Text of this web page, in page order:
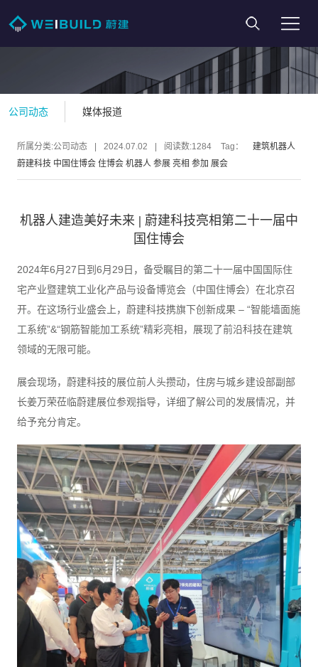
公司动态 媒体报道
所属分类:公司动态 2024.07.02 阅读数:1284 Tag：
建筑机器人
蔚建科技 中国住博会 住博会 机器人 参展 亮相 参加 展会
机器人建造美好未来 | 蔚建科技亮相第二十一届中
国住博会
2024年6月27日到6月29日，备受瞩目的第二十一届中国国际住
宅产业暨建筑工业化产品与设备博览会（中国住博会）在北京召
开。在这场行业盛会上，蔚建科技携旗下创新成果 – “智能墙面施
工系统”&“钢筋智能加工系统”精彩亮相，展现了前沿科技在建筑
领域的无限可能。
展会现场，蔚建科技的展位前人头攒动，住房与城乡建设部副部
长姜万荣莅临蔚建展位参观指导，详细了解公司的发展情况，并
给予充分肯定。